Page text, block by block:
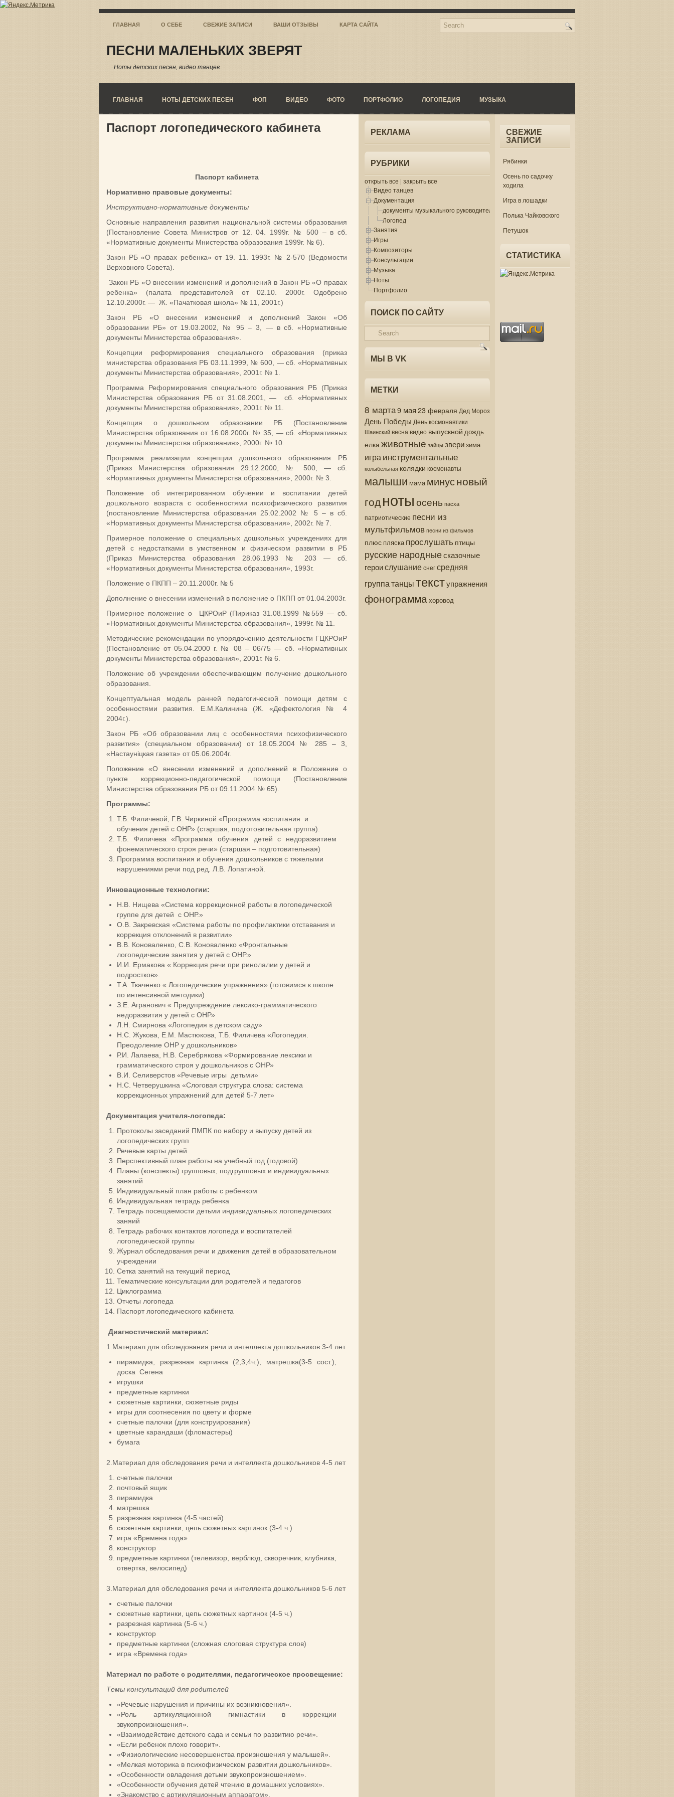
ГЛАВНАЯ О СЕБЕ СВЕЖИЕ ЗАПИСИ ВАШИ ОТЗЫВЫ КАРТА САЙТА
ПЕСНИ МАЛЕНЬКИХ ЗВЕРЯТ
Ноты детских песен, видео танцев
ГЛАВНАЯ НОТЫ ДЕТСКИХ ПЕСЕН ФОП ВИДЕО ФОТО ПОРТФОЛИО ЛОГОПЕДИЯ МУЗЫКА
Паспорт логопедического кабинета
Паспорт кабинета
Нормативно правовые документы:
Инструктивно-нормативные документы
Основные направления развития национальной системы образования
(Постановление Совета Министров от 12. 04. 1999г. № 500 – в сб.
«Нормативные документы Мнистерства образования 1999г. № 6).
Закон РБ «О правах ребенка» от 19. 11. 1993г. № 2-570 (Ведомости
Верховного Совета).
Закон РБ «О внесении изменений и дополнений в Закон РБ «О правах
ребенка» (палата представителей от 02.10. 2000г. Одобрено
12.10.2000г. — Ж. «Пачатковая школа» № 11, 2001г.)
Закон РБ «О внесении изменений и дополнений Закон «Об
образовании РБ» от 19.03.2002, № 95 – 3, — в сб. «Нормативные
документы Министерства образования».
Концепции реформирования специального образования (приказ
министерства образования РБ 03.11.1999, № 600, — сб. «Нормативных
документы Министерства образования», 2001г. № 1.
Программа Реформирования специального образования РБ (Приказ
Министерства образования РБ от 31.08.2001, — сб. «Нормативных
документы Министерства образования», 2001г. № 11.
Концепция о дошкольном образовании РБ (Постановление
Министерства образования от 16.08.2000г. № 35, — сб. «Нормативных
документы Министерства образования», 2000г. № 10.
Программа реализации концепции дошкольного образования РБ
(Приказ Министерства образования 29.12.2000, № 500, — сб.
«Нормативных документы Министерства образования», 2000г. № 3.
Положение об интегрированном обучении и воспитании детей
дошкольного возраста с особенностями психофизического развития
(постановление Министерства образования 25.02.2002 № 5 – в сб.
«Нормативных документы Министерства образования», 2002г. № 7.
Примерное положение о специальных дошкольных учреждениях для
детей с недостатками в умственном и физическом развитии в РБ
(Приказ Министерства образования 28.06.1993 № 203 — сб.
«Нормативных документы Министерства образования», 1993г.
Положение о ПКПП – 20.11.2000г. № 5
Дополнение о внесении изменений в положение о ПКПП от 01.04.2003г.
Примерное положение о ЦКРОиР (Пириказ 31.08.1999 №559 — сб.
«Нормативных документы Министерства образования», 1999г. № 11.
Методические рекомендации по упорядочению деятельности ГЦКРОиР
(Постановление от 05.04.2000 г. № 08 – 06/75 — сб. «Нормативных
документы Министерства образования», 2001г. № 6.
Положение об учреждении обеспечивающим получение дошкольного
образования.
Концептуальная модель ранней педагогической помощи детям с
особенностями развития. Е.М.Калинина (Ж. «Дефектология № 4
2004г.).
Закон РБ «Об образовании лиц с особенностями психофизического
развития» (специальном образовании) от 18.05.2004 № 285 – 3,
«Настауніцкая газета» от 05.06.2004г.
Положение «О внесении изменений и дополнений в Положение о
пункте коррекционно-педагогической помощи (Постановление
Министерства образования РБ от 09.11.2004 № 65).
Программы:
Т.Б. Филичевой, Г.В. Чиркиной «Программа воспитания и
обучения детей с ОНР» (старшая, подготовительная группа).
Т.Б. Филичева «Программа обучения детей с недоразвитием
фонематического строя речи» (старшая – подготовительная)
Программа воспитания и обучения дошкольников с тяжелыми
нарушениями речи под ред. Л.В. Лопатиной.
Инновационные технологии:
Н.В. Нищева «Система коррекционной работы в логопедической
группе для детей с ОНР.»
О.В. Закревская «Система работы по профилактики отставания и
коррекция отклонений в развитии»
В.В. Коноваленко, С.В. Коноваленко «Фронтальные
логопедические занятия у детей с ОНР.»
И.И. Ермакова « Коррекция речи при ринолалии у детей и
подростков».
Т.А. Ткаченко « Логопедические упражнения» (готовимся к школе
по интенсивной методики)
З.Е. Агранович « Предупреждение лексико-грамматического
недоразвития у детей с ОНР»
Л.Н. Смирнова «Логопедия в детском саду»
Н.С. Жукова, Е.М. Мастюкова, Т.Б. Филичева «Логопедия.
Преодоление ОНР у дошкольников»
Р.И. Лалаева, Н.В. Серебрякова «Формирование лексики и
грамматического строя у дошкольников с ОНР»
В.И. Селиверстов «Речевые игры детьми»
Н.С. Четверушкина «Слоговая структура слова: система
коррекционных упражнений для детей 5-7 лет»
Документация учителя-логопеда:
Протоколы заседаний ПМПК по набору и выпуску детей из
логопедических групп
Речевые карты детей
Перспективный план работы на учебный год (годовой)
Планы (конспекты) групповых, подгрупповых и индивидуальных
занятий
Индивидуальный план работы с ребенком
Индивидуальная тетрадь ребенка
Тетрадь посещаемости детьми индивидуальных логопедических
заняий
Тетрадь рабочих контактов логопеда и воспитателей
логопедической группы
Журнал обследования речи и движения детей в образовательном
учреждении
Сетка занятий на текущий период
Тематические консультации для родителей и педагогов
Циклограмма
Отчеты логопеда
Паспорт логопедического кабинета
Диагностический материал:
1.Материал для обследования речи и интеллекта дошкольников 3-4 лет
пирамидка, разрезная картинка (2,3,4ч.), матрешка(3-5 сост.),
доска Сегена
игрушки
предметные картинки
сюжетные картинки, сюжетные ряды
игры для соотнесения по цвету и форме
счетные палочки (для конструирования)
цветные карандаши (фломастеры)
бумага
2.Материал для обследования речи и интеллекта дошкольников 4-5 лет
счетные палочки
почтовый ящик
пирамидка
матрешка
разрезная картинка (4-5 частей)
сюжетные картинки, цепь сюжетных картинок (3-4 ч.)
игра «Времена года»
конструктор
предметные картинки (телевизор, верблюд, скворечник, клубника,
отвертка, велосипед)
3.Материал для обследования речи и интеллекта дошкольников 5-6 лет
счетные палочки
сюжетные картинки, цепь сюжетных картинок (4-5 ч.)
разрезная картинка (5-6 ч.)
конструктор
предметные картинки (сложная слоговая структура слов)
игра «Времена года»
Материал по работе с родителями, педагогическое просвещение:
Темы консультаций для родителей
«Речевые нарушения и причины их возникновения».
«Роль артикуляционной гимнастики в коррекции
звукопроизношения».
«Взаимодействие детского сада и семьи по развитию речи».
«Если ребенок плохо говорит».
«Физиологические несовершенства произношения у малышей».
«Мелкая моторика в психофизическом развитии дошкольников».
«Особенности овладения детьми звукопроизношением».
«Особенности обучения детей чтению в домашних условиях».
«Знакомство с артикуляционным аппаратом».
РЕКЛАМА
РУБРИКИ
открыть все | закрыть все
Видео танцев
Документация
документы музыкального руководителя
Логопед
Занятия
Игры
Композиторы
Консультации
Музыка
Ноты
Портфолио
ПОИСК ПО САЙТУ
МЫ В VK
МЕТКИ
8 марта9 мая 23 февраля Дед Мороз
День Победы День космонавтики
Шаинскийвеснавидео выпускной дождь
елкаживотные зайцы зверизима
играинструментальные
колыбельная колядки космонавты
малыши мама минусновый
годнотыосень пасха
патриотические песни из
мультфильмов песни из фильмов
плюс пляска прослушать птицы
русские народныесказочные
героислушаниеснегсредняя
группатанцытекступражнения
фонограммахоровод
СВЕЖИЕ
ЗАПИСИ
Рябинки
Осень по садочку
ходила
Игра в лошадки
Полька Чайковского
Петушок
СТАТИСТИКА